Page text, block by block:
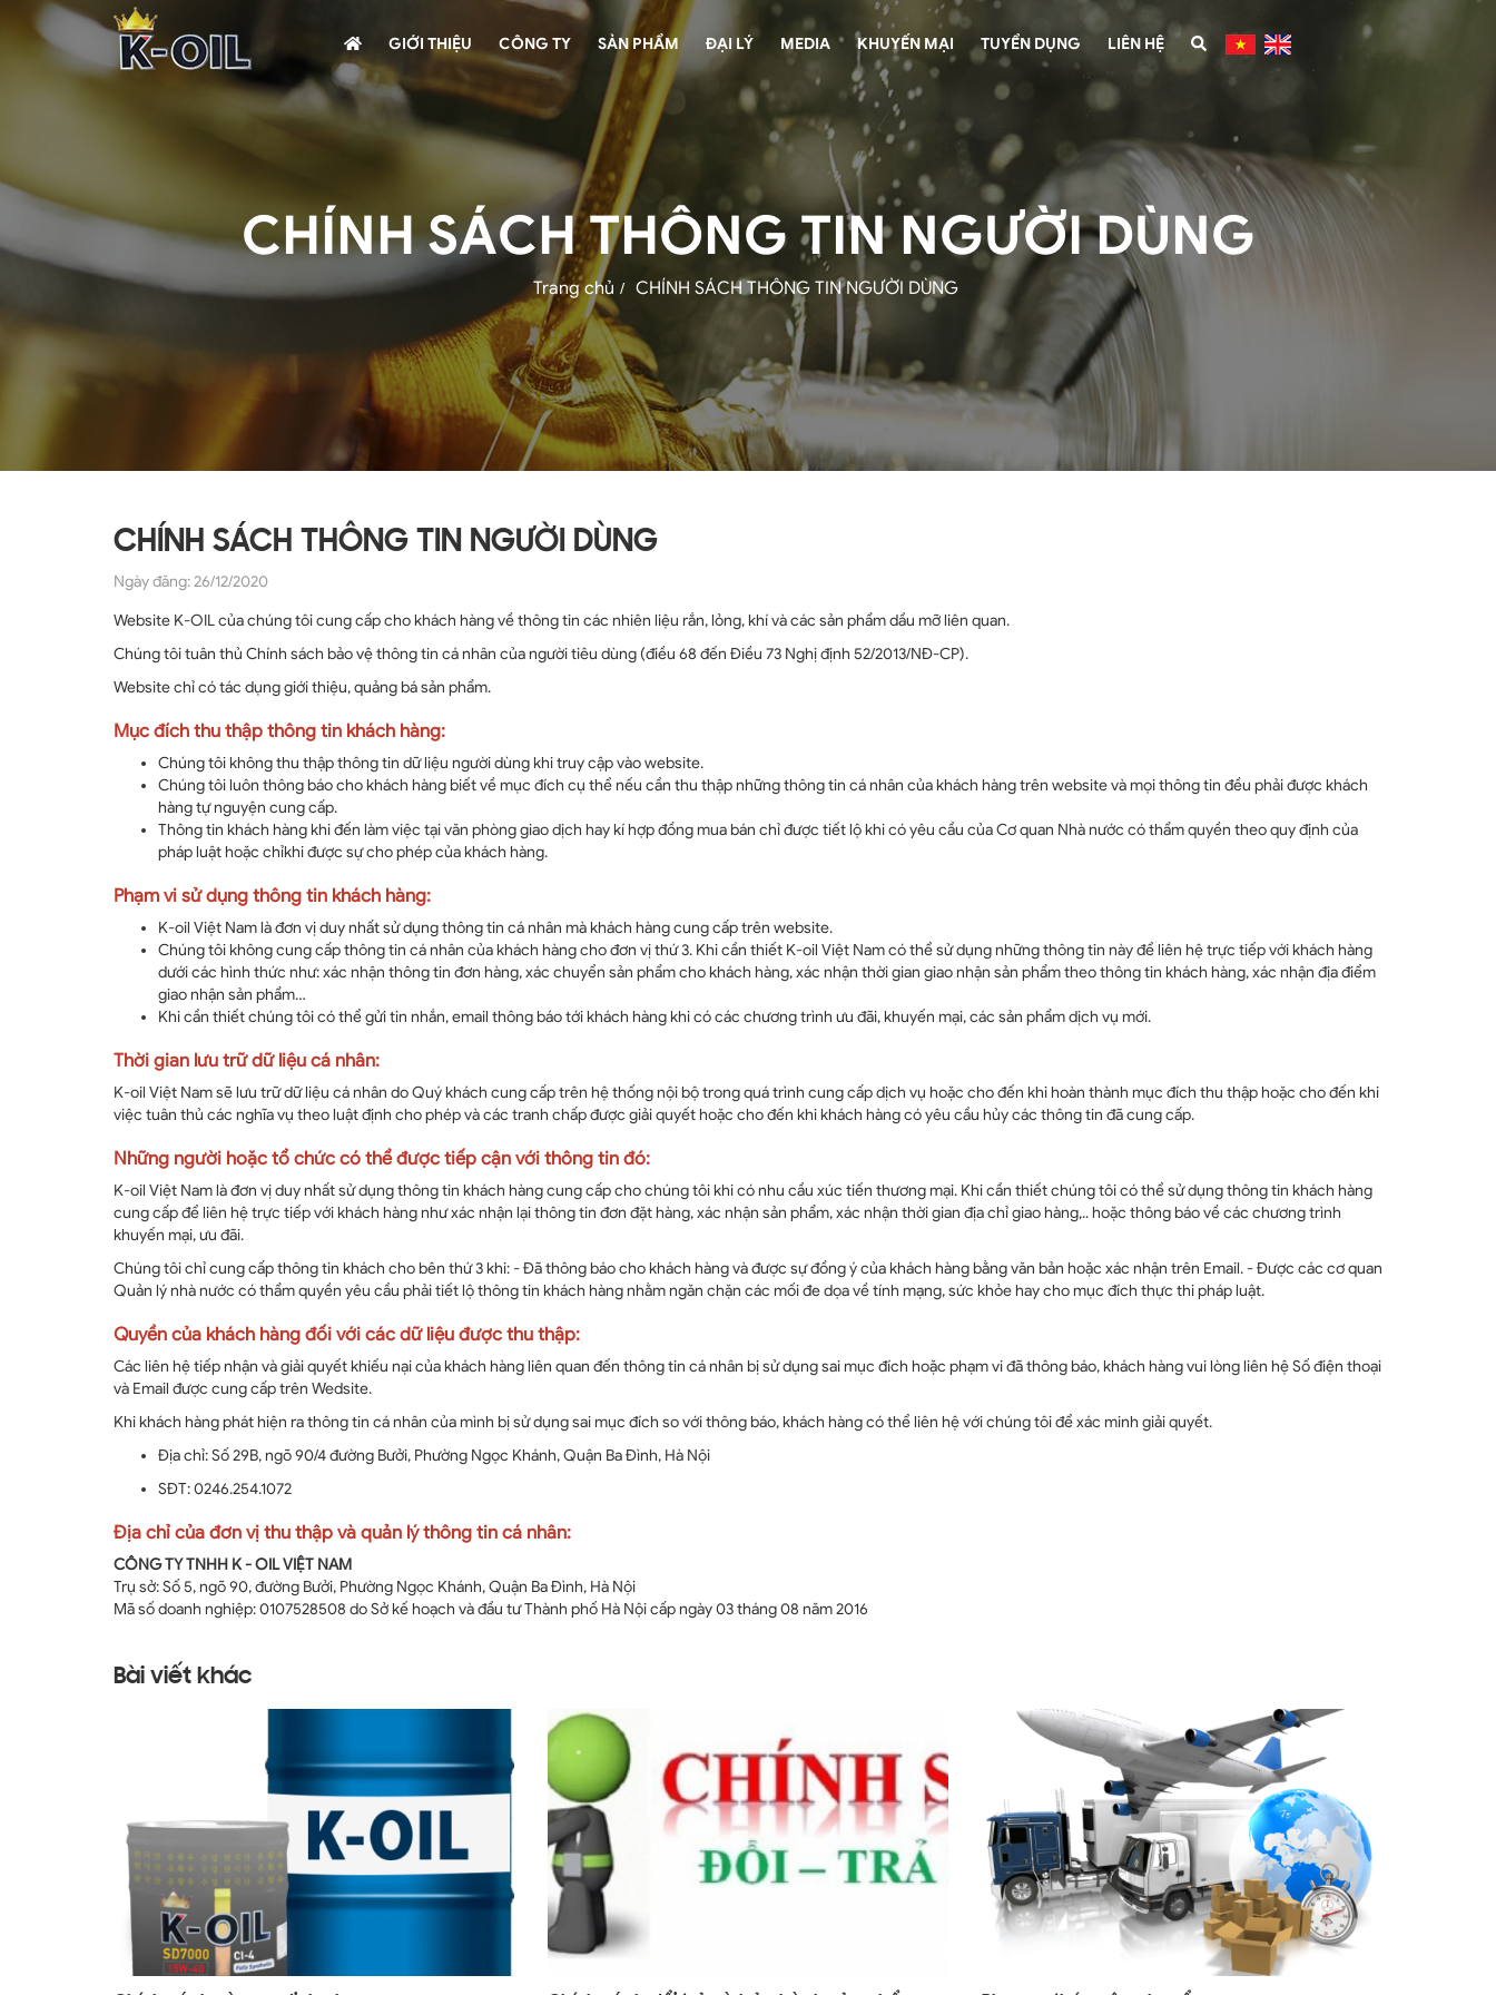
GIỚI THIỆU CÔNG TY SẢN PHẨM ĐẠI LÝ MEDIA KHUYẾN MẠI TUYỂN DỤNG LIÊN HỆ
CHÍNH SÁCH THÔNG TIN NGƯỜI DÙNG
Trang chủ / CHÍNH SÁCH THÔNG TIN NGƯỜI DÙNG
CHÍNH SÁCH THÔNG TIN NGƯỜI DÙNG
Ngày đăng: 26/12/2020
Website K-OIL của chúng tôi cung cấp cho khách hàng về thông tin các nhiên liệu rắn, lỏng, khí và các sản phẩm dầu mỡ liên quan.
Chúng tôi tuân thủ Chính sách bảo vệ thông tin cá nhân của người tiêu dùng (điều 68 đến Điều 73 Nghị định 52/2013/NĐ-CP).
Website chỉ có tác dụng giới thiệu, quảng bá sản phẩm.
Mục đích thu thập thông tin khách hàng:
Chúng tôi không thu thập thông tin dữ liệu người dùng khi truy cập vào website.
Chúng tôi luôn thông báo cho khách hàng biết về mục đích cụ thể nếu cần thu thập những thông tin cá nhân của khách hàng trên website và mọi thông tin đều phải được khách
hàng tự nguyện cung cấp.
Thông tin khách hàng khi đến làm việc tại văn phòng giao dịch hay kí hợp đồng mua bán chỉ được tiết lộ khi có yêu cầu của Cơ quan Nhà nước có thẩm quyền theo quy định của
pháp luật hoặc chỉkhi được sự cho phép của khách hàng.
Phạm vi sử dụng thông tin khách hàng:
K-oil Việt Nam là đơn vị duy nhất sử dụng thông tin cá nhân mà khách hàng cung cấp trên website.
Chúng tôi không cung cấp thông tin cá nhân của khách hàng cho đơn vị thứ 3. Khi cần thiết K-oil Việt Nam có thể sử dụng những thông tin này để liên hệ trực tiếp với khách hàng
dưới các hình thức như: xác nhận thông tin đơn hàng, xác chuyển sản phẩm cho khách hàng, xác nhận thời gian giao nhận sản phẩm theo thông tin khách hàng, xác nhận địa điểm
giao nhận sản phẩm…
Khi cần thiết chúng tôi có thể gửi tin nhắn, email thông báo tới khách hàng khi có các chương trình ưu đãi, khuyến mại, các sản phẩm dịch vụ mới.
Thời gian lưu trữ dữ liệu cá nhân:
K-oil Việt Nam sẽ lưu trữ dữ liệu cá nhân do Quý khách cung cấp trên hệ thống nội bộ trong quá trình cung cấp dịch vụ hoặc cho đến khi hoàn thành mục đích thu thập hoặc cho đến khi
việc tuân thủ các nghĩa vụ theo luật định cho phép và các tranh chấp được giải quyết hoặc cho đến khi khách hàng có yêu cầu hủy các thông tin đã cung cấp.
Những người hoặc tổ chức có thể được tiếp cận với thông tin đó:
K-oil Việt Nam là đơn vị duy nhất sử dụng thông tin khách hàng cung cấp cho chúng tôi khi có nhu cầu xúc tiến thương mại. Khi cần thiết chúng tôi có thể sử dụng thông tin khách hàng
cung cấp để liên hệ trực tiếp với khách hàng như xác nhận lại thông tin đơn đặt hàng, xác nhận sản phẩm, xác nhận thời gian địa chỉ giao hàng,.. hoặc thông báo về các chương trình
khuyến mại, ưu đãi.
Chúng tôi chỉ cung cấp thông tin khách cho bên thứ 3 khi: - Đã thông báo cho khách hàng và được sự đồng ý của khách hàng bằng văn bản hoặc xác nhận trên Email. - Được các cơ quan
Quản lý nhà nước có thẩm quyền yêu cầu phải tiết lộ thông tin khách hàng nhằm ngăn chặn các mối đe dọa về tính mạng, sức khỏe hay cho mục đích thực thi pháp luật.
Quyền của khách hàng đối với các dữ liệu được thu thập:
Các liên hệ tiếp nhận và giải quyết khiếu nại của khách hàng liên quan đến thông tin cá nhân bị sử dụng sai mục đích hoặc phạm vi đã thông báo, khách hàng vui lòng liên hệ Số điện thoại
và Email được cung cấp trên Wedsite.
Khi khách hàng phát hiện ra thông tin cá nhân của mình bị sử dụng sai mục đích so với thông báo, khách hàng có thể liên hệ với chúng tôi để xác minh giải quyết.
Địa chỉ: Số 29B, ngõ 90/4 đường Bưởi, Phường Ngọc Khánh, Quận Ba Đình, Hà Nội
SĐT: 0246.254.1072
Địa chỉ của đơn vị thu thập và quản lý thông tin cá nhân:
CÔNG TY TNHH K - OIL VIỆT NAM
Trụ sở: Số 5, ngõ 90, đường Bưởi, Phường Ngọc Khánh, Quận Ba Đình, Hà Nội
Mã số doanh nghiệp: 0107528508 do Sở kế hoạch và đầu tư Thành phố Hà Nội cấp ngày 03 tháng 08 năm 2016
Bài viết khác